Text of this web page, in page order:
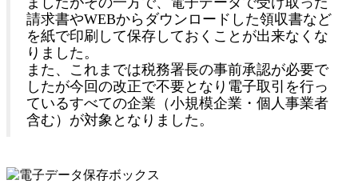
請求書やWEBからダウンロードした領収書など
を紙で印刷して保存しておくことが出来なくな
りました。
また、これまでは税務署長の事前承認が必要で
したが今回の改正で不要となり電子取引を行っ
ているすべての企業（小規模企業・個人事業者
含む）が対象となりました。